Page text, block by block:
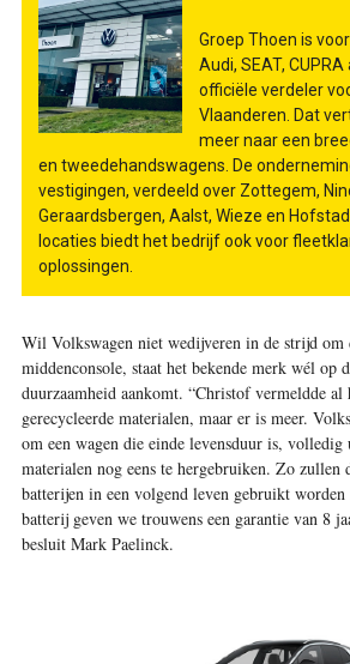
Groep Thoen is
Audi, SEAT, CUPRA
officiële verdeler
Vlaanderen. Dat
meer naar een
en tweedehandswagens. De
vestigingen, verdeeld over Zottegem,
Geraardsbergen, Aalst, Wieze en
locaties biedt het bedrijf ook voor
oplossingen.
Wil Volkswagen niet wedijveren in de strijd om
middenconsole, staat het bekende merk wél op
duurzaamheid aankomt. “Christof vermeldde al
gerecycleerde materialen, maar er is meer.
om een wagen die einde levensduur is, volledig
materialen nog eens te hergebruiken. Zo zullen
batterijen in een volgend leven gebruikt
batterij geven we trouwens een garantie van 8
besluit Mark Paelinck.